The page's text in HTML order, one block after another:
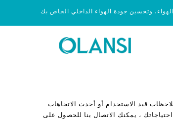
الهواء، وتحسين جودة الهواء الداخلي الخاص بك
قيد الاستخدام أو أحدث الاتجاهات
، يمكنك الاتصال بنا للحصول على